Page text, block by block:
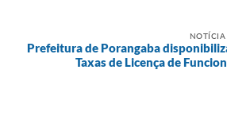
NOTÍCIA
Prefeitura de Porangaba
Taxas de Licença de